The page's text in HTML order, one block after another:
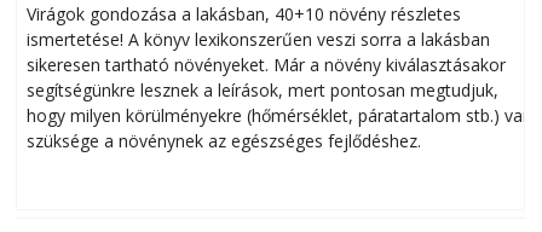
Virágok gondozása a lakásban, 40+10 növény részletes
ismertetése! A könyv lexikonszerűen veszi sorra a lakásban
sikeresen tart­ha­tó növényeket. Már a növény kiválasztásakor
segítségünkre lesznek a leírások, mert pontosan megtudjuk,
hogy milyen körülményekre (hőmérséklet, páratartalom stb.) van
szüksége a növénynek az egészséges fejlődéshez.